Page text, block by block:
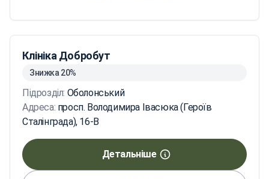
Клініка Добробут
Знижка 20%
Підрозділ: Оболонський
Адреса: просп. Володимира Івасюка (Героїв
Сталінграда), 16-В
Детальніше